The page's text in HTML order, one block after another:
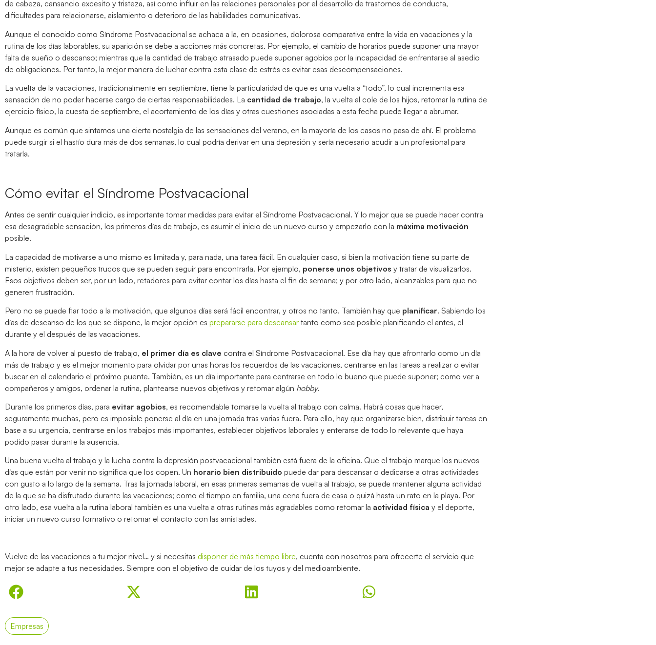
de cabeza, cansancio excesito y tristeza, así como influir en las relaciones personales por el desarrollo de trastornos de conducta,
dificultades para relacionarse, aislamiento o deterioro de las habilidades comunicativas.
Aunque el conocido como Síndrome Postvacacional se achaca a la, en ocasiones, dolorosa comparativa entre la vida en vacaciones y la
rutina de los días laborables, su aparición se debe a acciones más concretas. Por ejemplo, el cambio de horarios puede suponer una mayor
falta de sueño o descanso; mientras que la cantidad de trabajo atrasado puede suponer agobios por la incapacidad de enfrentarse al asedio
de obligaciones. Por tanto, la mejor manera de luchar contra esta clase de estrés es evitar esas descompensaciones.
La vuelta de la vacaciones, tradicionalmente en septiembre, tiene la particularidad de que es una vuelta a “todo”, lo cual incrementa esa
sensación de no poder hacerse cargo de ciertas responsabilidades. La cantidad de trabajo, la vuelta al cole de los hijos, retomar la rutina de
ejercicio físico, la cuesta de septiembre, el acortamiento de los días y otras cuestiones asociadas a esta fecha puede llegar a abrumar.
Aunque es común que sintamos una cierta nostalgia de las sensaciones del verano, en la mayoría de los casos no pasa de ahí. El problema
puede surgir si el hastío dura más de dos semanas, lo cual podría derivar en una depresión y sería necesario acudir a un profesional para
tratarla.
Cómo evitar el Síndrome Postvacacional
Antes de sentir cualquier indicio, es importante tomar medidas para evitar el Síndrome Postvacacional. Y lo mejor que se puede hacer contra
esa desagradable sensación, los primeros días de trabajo, es asumir el inicio de un nuevo curso y empezarlo con la máxima motivación
posible.
La capacidad de motivarse a uno mismo es limitada y, para nada, una tarea fácil. En cualquier caso, si bien la motivación tiene su parte de
misterio, existen pequeños trucos que se pueden seguir para encontrarla. Por ejemplo, ponerse unos objetivos y tratar de visualizarlos.
Esos objetivos deben ser, por un lado, retadores para evitar contar los días hasta el fin de semana; y por otro lado, alcanzables para que no
generen frustración.
Pero no se puede fiar todo a la motivación, que algunos días será fácil encontrar, y otros no tanto. También hay que planificar. Sabiendo los
días de descanso de los que se dispone, la mejor opción es prepararse para descansar tanto como sea posible planificando el antes, el
durante y el después de las vacaciones.
A la hora de volver al puesto de trabajo, el primer día es clave contra el Síndrome Postvacacional. Ese día hay que afrontarlo como un día
más de trabajo y es el mejor momento para olvidar por unas horas los recuerdos de las vacaciones, centrarse en las tareas a realizar o evitar
buscar en el calendario el próximo puente. También, es un día importante para centrarse en todo lo bueno que puede suponer; como ver a
compañeros y amigos, ordenar la rutina, plantearse nuevos objetivos y retomar algún hobby.
Durante los primeros días, para evitar agobios, es recomendable tomarse la vuelta al trabajo con calma. Habrá cosas que hacer,
seguramente muchas, pero es imposible ponerse al día en una jornada tras varias fuera. Para ello, hay que organizarse bien, distribuir tareas en
base a su urgencia, centrarse en los trabajos más importantes, establecer objetivos laborales y enterarse de todo lo relevante que haya
podido pasar durante la ausencia.
Una buena vuelta al trabajo y la lucha contra la depresión postvacacional también está fuera de la oficina. Que el trabajo marque los nuevos
días que están por venir no significa que los copen. Un horario bien distribuido puede dar para descansar o dedicarse a otras actividades
con gusto a lo largo de la semana. Tras la jornada laboral, en esas primeras semanas de vuelta al trabajo, se puede mantener alguna actividad
de la que se ha disfrutado durante las vacaciones; como el tiempo en familia, una cena fuera de casa o quizá hasta un rato en la playa. Por
otro lado, esa vuelta a la rutina laboral también es una vuelta a otras rutinas más agradables como retomar la actividad física y el deporte,
iniciar un nuevo curso formativo o retomar el contacto con las amistades.
Vuelve de las vacaciones a tu mejor nivel… y si necesitas disponer de más tiempo libre, cuenta con nosotros para ofrecerte el servicio que
mejor se adapte a tus necesidades. Siempre con el objetivo de cuidar de los tuyos y del medioambiente.
Empresas